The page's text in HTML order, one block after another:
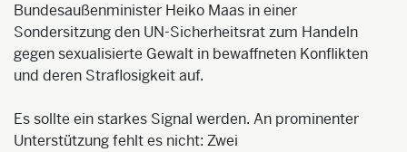
Bundesaußenminister Heiko Maas in einer
Sondersitzung den UN-Sicherheitsrat zum Handeln
gegen sexualisierte Gewalt in bewaffneten Konflikten
und deren Straflosigkeit auf.
Es sollte ein starkes Signal werden. An prominenter
Unterstützung fehlt es nicht: Zwei